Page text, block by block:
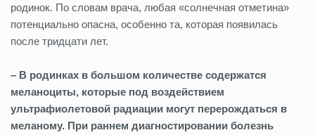
родинок. По словам врача, любая «солнечная отметина»
потенциально опасна, особенно та, которая появилась
после тридцати лет.
– В родинках в большом количестве содержатся
меланоциты, которые под воздействием
ультрафиолетовой радиации могут перерождаться в
меланому. При раннем диагностировании болезнь